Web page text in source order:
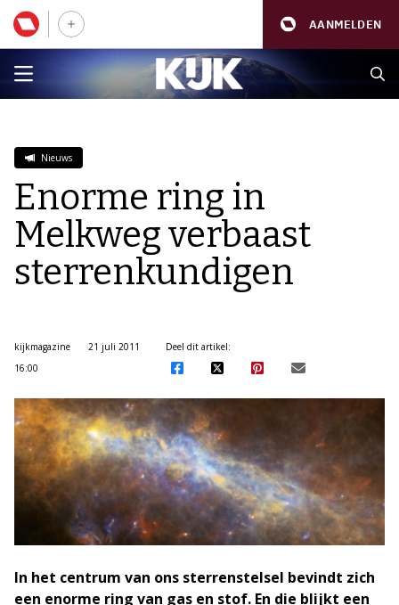
AANMELDEN
Nieuws
Enorme ring in
Melkweg verbaast
sterrenkundigen
kijkmagazine
21 juli 2011
16:00
Deel dit artikel:
In het centrum van ons sterrenstelsel bevindt zich
een enorme ring van gas en stof. En die blijkt een